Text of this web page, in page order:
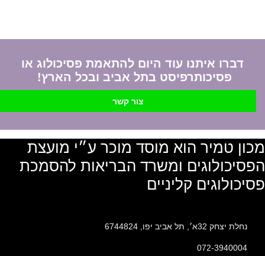
דברו איתנו עוד היום להתאמת פסיכולוג או
פסיכותרפיסט בתל אביב ובכל הארץ!
צור קשר
מכון טמיר הוא מוסד מוכר ע״י מועצת
הפסיכולוגים ומשרד הבריאות להסמכת
פסיכולוגים קליניים
נחלת יצחק 32א׳, תל אביב יפו, 6744824
072-3940004